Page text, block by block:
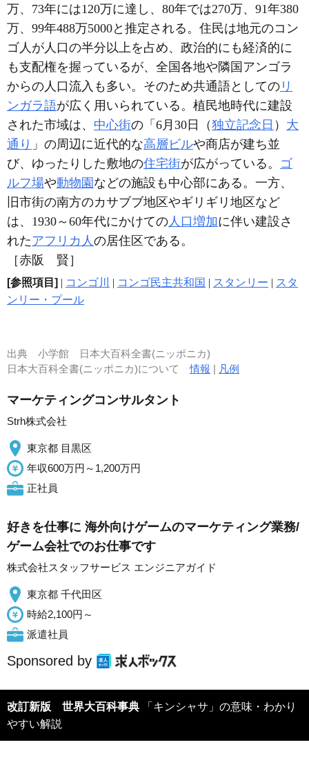
万、73年には120万に達し、80年では270万、91年380
万、99年488万5000と推定される。住民は地元のコン
ゴ人が人口の半分以上を占め、政治的にも経済的に
も支配権を握っているが、全国各地や隣国アンゴラ
からの人口流入も多い。そのため共通語としての リ
ンガラ語が広く用いられている。植民地時代に建設
された市域は、 中心街の「6月30日（独立記念日 ） 大
通り 」の周辺に近代的な高層ビルや商店が建ち並
び、ゆったりした敷地の住宅街が広がっている。 ゴ
ルフ場や動物園 などの施設も中心部にある。一方、
旧市街の南方のカサブブ地区やギリギリ地区など
は、1930～60年代にかけての人口増加に伴い建設さ
れたアフリカ人の居住区である。
［赤阪 賢］
[参照項目] | コンゴ川 | コンゴ民主共和国 | スタンリー | スタ
ンリー・プール
出典 小学館 日本大百科全書(ニッポニカ)
日本大百科全書(ニッポニカ)について情報 | 凡例
マーケティングコンサルタント
Strh株式会社
東京都 目黒区
年収600万円～1,200万円
正社員
好きを仕事に 海外向けゲームのマーケティング業務/
ゲーム会社でのお仕事です
株式会社スタッフサービス エンジニアガイド
東京都 千代田区
時給2,100円～
派遣社員
Sponsored by
改訂新版 世界大百科事典 「キンシャサ」の意味・わかり
やすい解説